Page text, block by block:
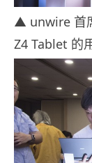
▲ unwire 首
Z4 Tablet 的